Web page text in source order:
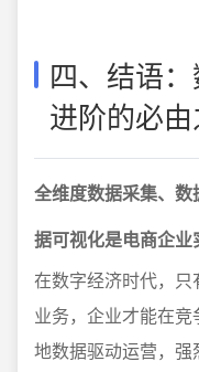
四、结语
进阶的必
全维度数据采集、
据可视化是电商企
在数字经济时代，
业务，企业才能在
地数据驱动运营，强